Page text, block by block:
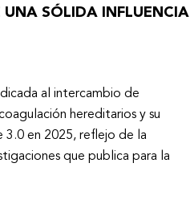
SÓLIDA INFLUENCIA
al intercambio de
hereditarios y su
en 2025, reflejo de la
que publica para la